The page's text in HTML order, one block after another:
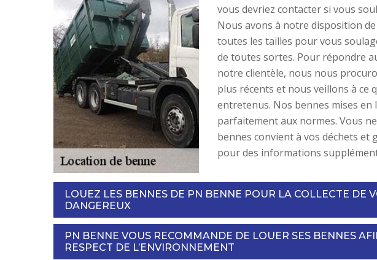
vous devriez contacter si vous
Nous avons à notre disposition
toutes les tailles pour vous
de toutes sortes. Pour répondre
notre clientèle, nous nous
plus récents et nous veillons à ce
entretenus. Nos bennes mises
parfaitement aux normes. Vous
bennes convient à vos déchets et
pour des informations
LOUEZ LES BENNES DE PN BENNE POUR LA COLLECTE DE
DANGEREUX
PN BENNE VOUS RECOMMANDE DE LOUER SES BENNES
RESPECT DE L’ENVIRONNEMENT